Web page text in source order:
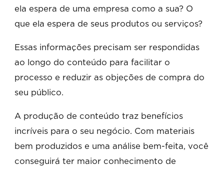
ela espera de uma empresa como a sua? O
que ela espera de seus produtos ou serviços?
Essas informações precisam ser respondidas
ao longo do conteúdo para facilitar o
processo e reduzir as objeções de compra do
seu público.
A produção de conteúdo traz benefícios
incríveis para o seu negócio. Com materiais
bem produzidos e uma análise bem-feita, você
conseguirá ter maior conhecimento de